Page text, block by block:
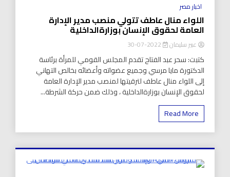
اخبار مصر
اللواء منال عاطف تتولي منصب مدير الإدارة
العامة لحقوق الإنسان بوزارةالداخلية
عبير سليمان
كتبت: سحر عبد الفتاح تقدم المجلس القومي للمرأة برئاسة
الدكتورة مايا مرسي وجميع عضواته وأعضائه بخالص التهاني
إلى اللواء منال عاطف لترقيتها لمنصب مدير الإدارة العامة
لحقوق الإنسان بوزارةالداخلية ، وذلك ضمن حركة الشرطة...
Read More